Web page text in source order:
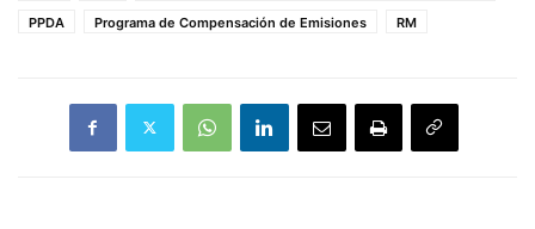
PPDA
Programa de Compensación de Emisiones RM